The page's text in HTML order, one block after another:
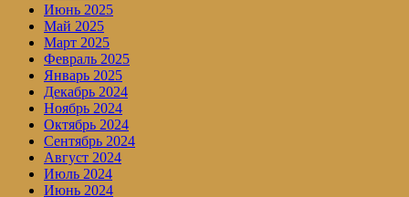
Июнь 2025
Май 2025
Март 2025
Февраль 2025
Январь 2025
Декабрь 2024
Ноябрь 2024
Октябрь 2024
Сентябрь 2024
Август 2024
Июль 2024
Июнь 2024